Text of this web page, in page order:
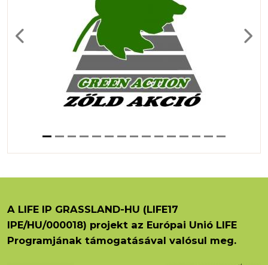
Previous Next
A LIFE IP GRASSLAND-HU (LIFE17
IPE/HU/000018) projekt az Európai Unió LIFE
Programjának támogatásával valósul meg.